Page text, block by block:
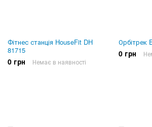
Фітнес станція HouseFit DH
81715
0 грн Немає в наявності
Орбітрек
0 грн